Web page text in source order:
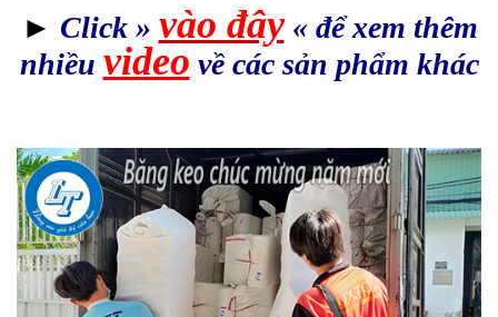
► Click » vào đây « để xem thêm
nhiều video về các sản phẩm khác